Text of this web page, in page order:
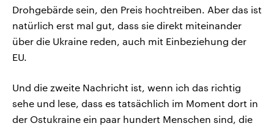
Drohgebärde sein, den Preis hochtreiben. Aber das ist
natürlich erst mal gut, dass sie direkt miteinander
über die Ukraine reden, auch mit Einbeziehung der
EU.
Und die zweite Nachricht ist, wenn ich das richtig
sehe und lese, dass es tatsächlich im Moment dort in
der Ostukraine ein paar hundert Menschen sind, die